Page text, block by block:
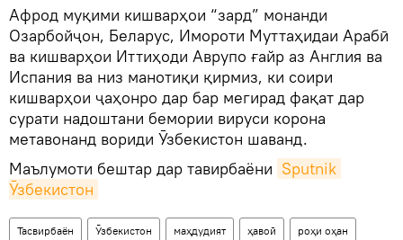
Афрод муқими кишварҳои “зард” монанди
Озарбойҷон, Беларус, Имороти Муттаҳидаи Арабӣ
ва кишварҳои Иттиҳоди Аврупо ғайр аз Англия ва
Испания ва низ манотиқи қирмиз, ки соири
кишварҳои ҷаҳонро дар бар мегирад фақат дар
сурати надоштани бемории вируси корона
метавонанд вориди Ӯзбекистон шаванд.
Маълумоти бештар дар тавирбаёни Sputnik
Ӯзбекистон
Тасвирбаён Ӯзбекистон маҳдудият ҳавоӣ роҳи оҳан